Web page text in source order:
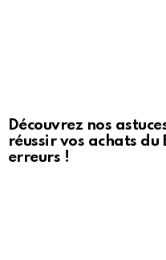
Découvrez nos
réussir vos achats
erreurs !